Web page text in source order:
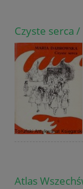
Czyste serca
Atlas